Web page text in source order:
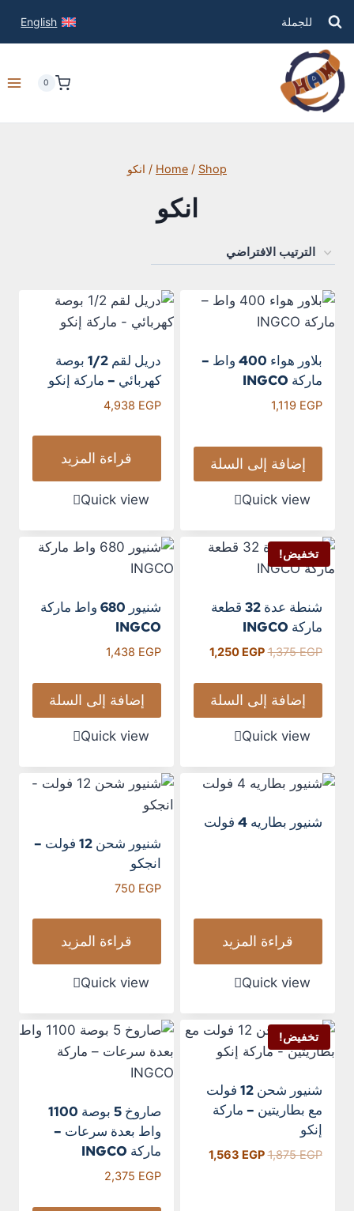
للجملة English
0
Home / Shop
/ انكو
انكو
بلاور هواء 400 واط –
ماركة INGCO
1,119 EGP
إضافة إلى السلة
Quick view
دريل لقم 1/2 بوصة
كهربائي – ماركة إنكو
4,938 EGP
قراءة المزيد
Quick view
تخفيض!
شنطة عدة 32 قطعة
ماركة INGCO
1,375EGP
1,250 EGP
إضافة إلى السلة
Quick view
شنيور 680 واط ماركة
INGCO
1,438 EGP
إضافة إلى السلة
Quick view
شنيور بطاريه 4 فولت
قراءة المزيد
Quick view
شنيور شحن 12 فولت –
انجكو
750 EGP
قراءة المزيد
Quick view
تخفيض!
شنيور شحن 12 فولت
مع بطاريتين – ماركة
إنكو
1,875EGP
1,563 EGP
صاروخ 5 بوصة 1100
واط بعدة سرعات –
ماركة INGCO
2,375 EGP